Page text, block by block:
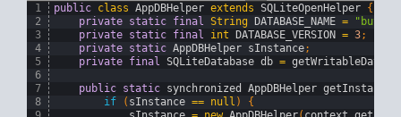
1
2
3
4
5
6
7
8
public class AppDBHelper extends SQLiteOpenHelper {
private static final String DATABASE_NAME =
private static final int DATABASE_VERSION = 3;
private static AppDBHelper sInstance;
private final SQLiteDatabase db =
public static synchronized AppDBHelper getInstance
if
( sInstance == null )
{